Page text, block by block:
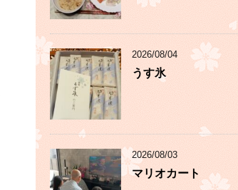
2026/08/04
うす氷
2026/08/03
マリオカート